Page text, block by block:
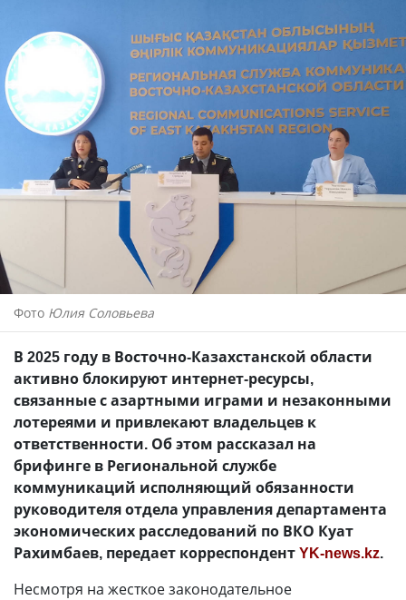
Фото Юлия Соловьева
В 2025 году в Восточно-Казахстанской области
активно блокируют интернет-ресурсы,
связанные с азартными играми и незаконными
лотереями и привлекают владельцев к
ответственности. Об этом рассказал на
брифинге в Региональной службе
коммуникаций исполняющий обязанности
руководителя отдела управления департамента
экономических расследований по ВКО Куат
Рахимбаев, передает корреспондентYK-news.kz.
Несмотря на жесткое законодательное